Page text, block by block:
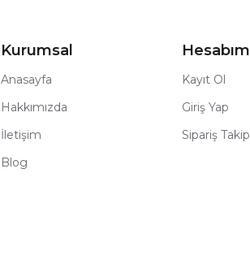
Kurumsal
Anasayfa
Hakkımızda
İletişim
Blog
Hesabım
Kayıt Ol
Giriş Yap
Sipariş Takip